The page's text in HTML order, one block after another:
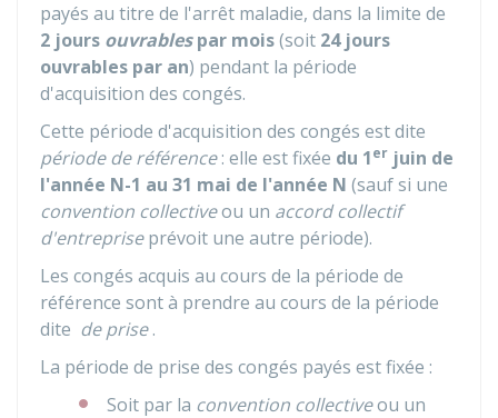
payés au titre de l'arrêt maladie, dans la limite de
2 jours ouvrablespar mois(soit 24 jours
ouvrables par an) pendant la période
d'acquisition des congés.
Cette période d'acquisition des congés est dite
période de référence: elle est fixée du 1er juin de
l'année N-1 au 31 mai de l'année N (sauf si une
convention collectiveou un accord collectif
d'entrepriseprévoit une autre période).
Les congés acquis au cours de la période de
référence sont à prendre au cours de la période
dite de prise.
La période de prise des congés payés est fixée :
Soit par la convention collectiveou un